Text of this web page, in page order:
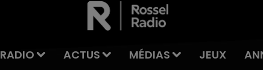
RADIO ACTUS MÉDIAS JEUX